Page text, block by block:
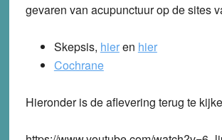
gevaren van acupunctuur op de sites
Skepsis, hieren hier
Cochrane
Hieronder is de aflevering terug te